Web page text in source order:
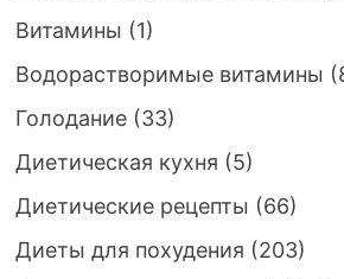
Витамины (1)
Водорастворимые витамины
Голодание(33)
Диетическая кухня (5)
Диетические рецепты (66)
Диеты для похудения (203)